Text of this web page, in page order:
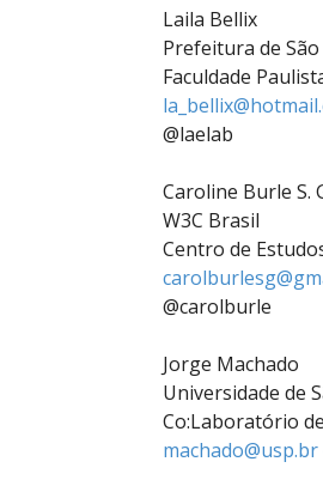
Laila Bellix
Prefeitura de
Faculdade
@laelab
Caroline Burle S.
W3C Brasil
Centro de
@carolburle
Jorge Machado
Universidade de
Co:Laboratório
machado@usp.br